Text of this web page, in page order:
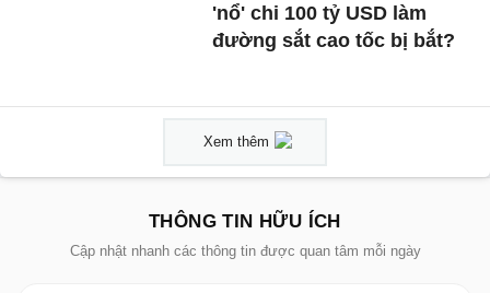
'nổ' chi 100 tỷ USD làm
đường sắt cao tốc bị bắt?
Xem thêm
THÔNG TIN HỮU ÍCH
Cập nhật nhanh các thông tin được quan tâm mỗi ngày